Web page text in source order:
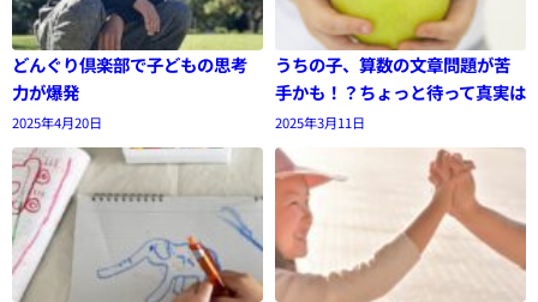
どんぐり倶楽部で子どもの思考
力が爆発
2025年4月20日
うちの子、算数の文章問題が苦
手かも！？ちょっと待って真実は
2025年3月11日